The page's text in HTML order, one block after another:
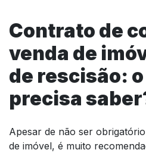
Contrato de
venda de
de rescisão:
precisa
Apesar de não ser
de imóvel, é muito